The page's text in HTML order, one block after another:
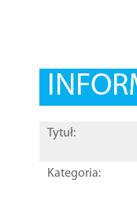
Tytuł:
Kategoria: